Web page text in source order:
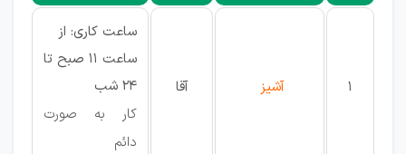
1 آشیز آقا
ساعت کاری: از
ساعت 11 صبح تا
24 شب
کار به صورت
دائم